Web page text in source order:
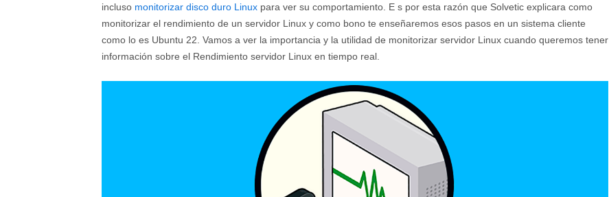
incluso monitorizar disco duro Linux para ver su comportamiento. E s por esta razón que Solvetic explicara como
monitorizar el rendimiento de un servidor Linux y como bono te enseñaremos esos pasos en un sistema cliente
como lo es Ubuntu 22. Vamos a ver la importancia y la utilidad de monitorizar servidor Linux cuando queremos tener
información sobre el Rendimiento servidor Linux en tiempo real.